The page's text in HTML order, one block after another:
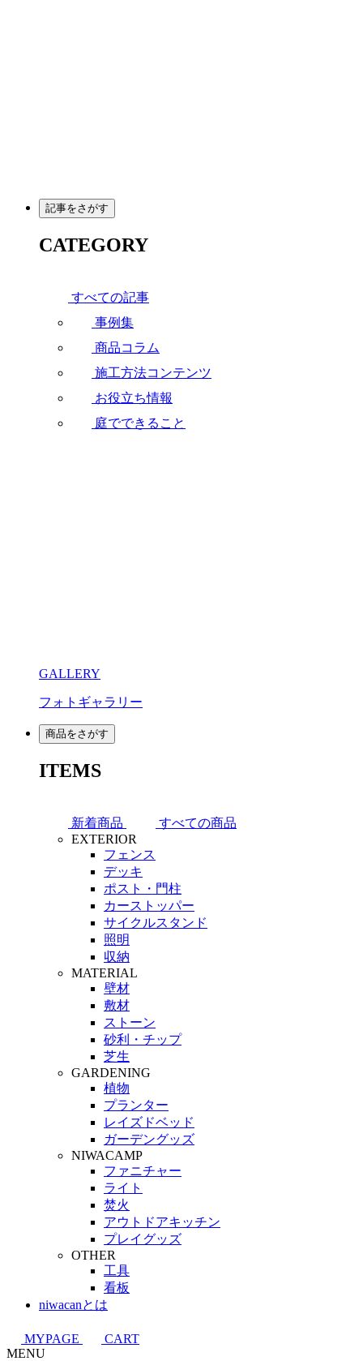
記事をさがす
CATEGORY
すべての記事
事例集
商品コラム
施工方法コンテンツ
お役立ち情報
庭でできること
GALLERY
フォトギャラリー
商品をさがす
ITEMS
新着商品
すべての商品
EXTERIOR
フェンス
デッキ
ポスト・門柱
カーストッパー
サイクルスタンド
照明
収納
MATERIAL
壁材
敷材
ストーン
砂利・チップ
芝生
GARDENING
植物
プランター
レイズドベッド
ガーデングッズ
NIWACAMP
ファニチャー
ライト
焚火
アウトドアキッチン
プレイグッズ
OTHER
工具
看板
niwacanとは
MYPAGE
CART
MENU